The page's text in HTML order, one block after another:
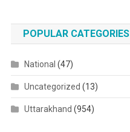
POPULAR CATEGORIES
National (47)
Uncategorized (13)
Uttarakhand (954)